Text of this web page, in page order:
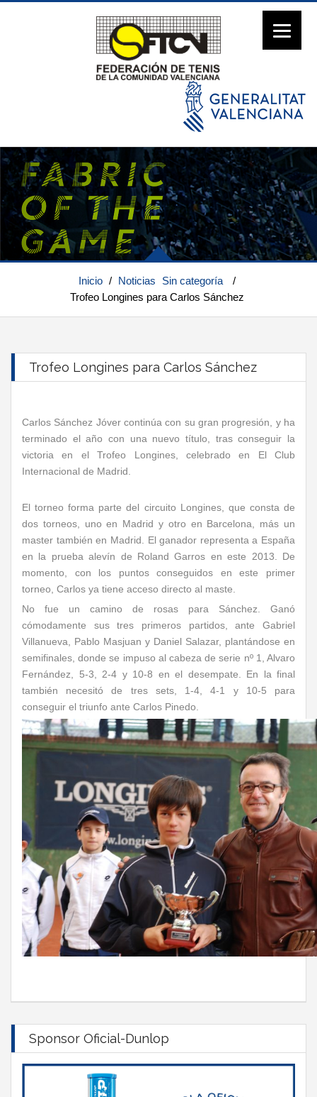
Inicio / Noticias Sin categoría
/
Trofeo Longines para Carlos Sánchez
Trofeo Longines para Carlos Sánchez
Carlos Sánchez Jóver continúa con su gran progresión, y ha
terminado el año con una nuevo título, tras conseguir la
victoria en el Trofeo Longines, celebrado en El Club
Internacional de Madrid.
El torneo forma parte del circuito Longines, que consta de
dos torneos, uno en Madrid y otro en Barcelona, más un
master también en Madrid. El ganador representa a España
en la prueba alevín de Roland Garros en este 2013. De
momento, con los puntos conseguidos en este primer
torneo, Carlos ya tiene acceso directo al maste.
No fue un camino de rosas para Sánchez. Ganó
cómodamente sus tres primeros partidos, ante Gabriel
Villanueva, Pablo Masjuan y Daniel Salazar, plantándose en
semifinales, donde se impuso al cabeza de serie nº 1, Alvaro
Fernández, 5-3, 2-4 y 10-8 en el desempate. En la final
también necesitó de tres sets, 1-4, 4-1 y 10-5 para
conseguir el triunfo ante Carlos Pinedo.
Sponsor Oficial-Dunlop